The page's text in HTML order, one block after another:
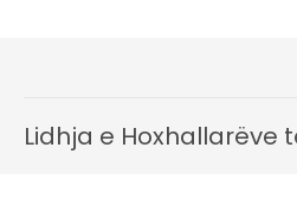
Lidhja e Hoxhallarëve